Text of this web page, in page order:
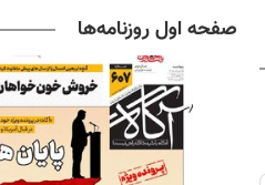
صفحه اول روزنامه‌ها